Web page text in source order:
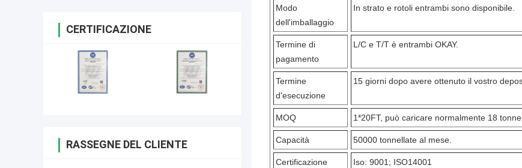
CERTIFICAZIONE
RASSEGNE DEL CLIENTE
Modo
dell'imballaggio
In strato e rotoli entrambi sono disponibile.
Termine di
pagamento
L/C e T/T è entrambi OKAY.
Termine
d'esecuzione
15 giorni dopo avere ottenuto il vostro
MOQ 1*20FT, può caricare normalmente 18
Capacità 50000 tonnellate al mese.
Certificazione Iso: 9001; ISO14001